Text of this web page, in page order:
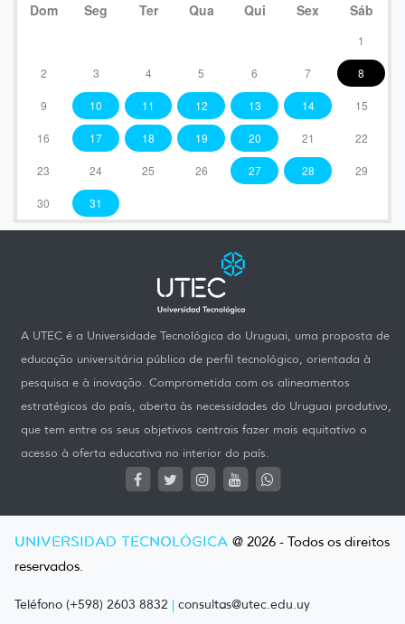
Dom Seg Ter Qua Qui Sex Sáb
1
2 3 4 5 6 7 8
9 10 11 12 13 14 15
16 17 18 19 20 21 22
23 24 25 26 27 28 29
30 31
A UTEC é a Universidade Tecnológica do Uruguai, uma proposta de
educação universitária pública de perfil tecnológico, orientada à
pesquisa e à inovação. Comprometida com os alineamentos
estratégicos do país, aberta às necessidades do Uruguai produtivo,
que tem entre os seus objetivos centrais fazer mais equitativo o
acesso à oferta educativa no interior do país.
UNIVERSIDAD TECNOLÓGICA @ 2026 - Todos os direitos
reservados.
Teléfono (+598) 2603 8832 | consultas@utec.edu.uy